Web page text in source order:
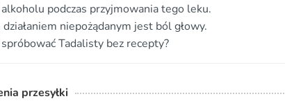
podczas przyjmowania tego leku.
niepożądanym jest ból głowy.
spróbować Tadalisty bez recepty?
przesyłki